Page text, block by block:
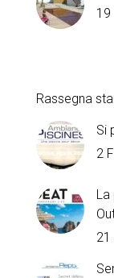
19
Rassegna
Si
2
La
21